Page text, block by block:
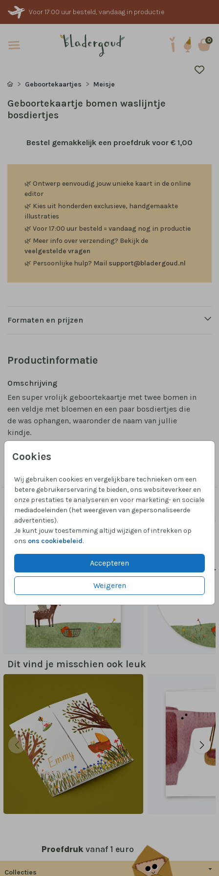
Voor 17:00 uur besteld, vandaag in productie
0
Cookies
Wij gebruiken cookies en vergelijkbare technieken om een
betere gebruikerservaring te bieden, ons websiteverkeer en
onze prestaties te analyseren en voor marketing- en sociale
mediadoeleinden (het weergeven van gepersonaliseerde
advertenties).
Je kunt jouw toestemming altijd wijzigen of intrekken op
ons ons cookiebeleid.
Accepteren
Weigeren
Geboortekaartjes Meisje
Geboortekaartje bomen waslijntje
bosdiertjes
Bestel gemakkelijk een proefdruk voor € 1,00
🌿 Ontwerp eenvoudig jouw unieke kaart in de online
editor
🌿 Kies uit honderden exclusieve, handgemaakte
illustraties
🌿 Voor 17:00 uur besteld = vandaag nog in productie
🌿 Meer info over verzending? Bekijk de
veelgestelde vragen
🌿 Persoonlijke hulp? Mail support@bladergoud.nl
Formaten en prijzen
Productinformatie
Omschrijving
Een super vrolijk geboortekaartje met twee bomen in
een veldje met bloemen en een paar bosdiertjes die
de was ophangen, waaronder de naam van jullie
kindje.
Collectie
Passend bij dit ontwerp
Dit vind je misschien ook leuk
Proefdruk vanaf 1 euro
Collecties